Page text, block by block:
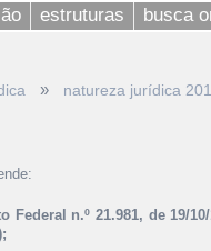
estruturas busca
» natureza jurídica
Federal n.º 21.981, de 19/